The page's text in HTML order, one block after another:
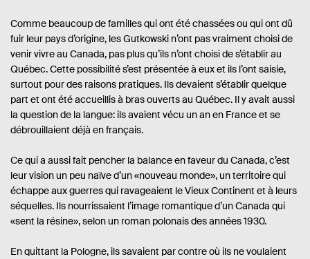
Comme beaucoup de familles qui ont été chassées ou qui ont dû
fuir leur pays d’origine, les Gutkowski n’ont pas vraiment choisi de
venir vivre au Canada, pas plus qu’ils n’ont choisi de s’établir au
Québec. Cette possibilité s’est présentée à eux et ils l’ont saisie,
surtout pour des raisons pratiques. Ils devaient s’établir quelque
part et ont été accueillis à bras ouverts au Québec. Il y avait aussi
la question de la langue: ils avaient vécu un an en France et se
débrouillaient déjà en français.
Ce qui a aussi fait pencher la balance en faveur du Canada, c’est
leur vision un peu naïve d’un «nouveau monde», un territoire qui
échappe aux guerres qui ravageaient le Vieux Continent et à leurs
séquelles. Ils nourrissaient l’image romantique d’un Canada qui
«sent la résine», selon un roman polonais des années 1930.
En quittant la Pologne, ils savaient par contre où ils ne voulaient